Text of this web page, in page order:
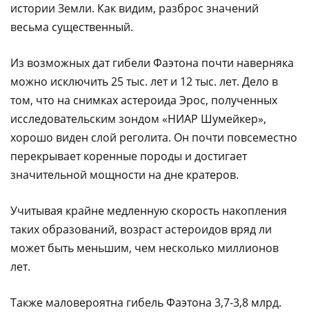
истории Земли. Как видим, разброс значений
весьма существенный.
Из возможных дат гибели Фаэтона почти наверняка
можно исключить 25 тыс. лет и 12 тыс. лет. Дело в
том, что на снимках астероида Эрос, полученных
исследовательским зондом «НИАР Шумейкер»,
хорошо виден слой реголита. Он почти повсеместно
перекрывает коренные породы и достигает
значительной мощности на дне кратеров.
Учитывая крайне медленную скорость накопления
таких образований, возраст астероидов вряд ли
может быть меньшим, чем несколько миллионов
лет.
Также маловероятна гибель Фаэтона 3,7-3,8 млрд.